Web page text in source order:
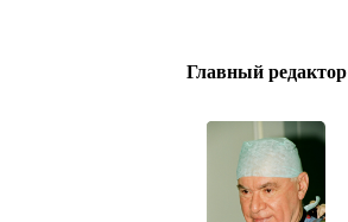
Главный редактор